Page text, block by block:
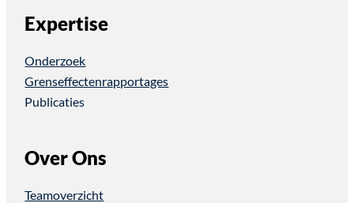
Expertise
Onderzoek
Grenseffectenrapportages
Publicaties
Over Ons
Teamoverzicht